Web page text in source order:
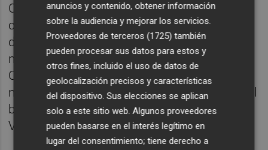
CF cuentan con el personal profesional y los
controles necesarios para proteger y
detectar este tipo de infracciones y
mantener un entorno seguro.
Continuaremos velando porque nuestras
medidas sean rigurosas para salvaguardar el
bienestar de todos los miembros del
Valencia CF.
anuncios y contenido, obtener información
sobre la audiencia y mejorar los servicios.
Proveedores de terceros (1725) también
pueden procesar sus datos para estos y
otros fines, incluido el uso de datos de
geolocalización precisos y características
del dispositivo. Sus elecciones se aplican
solo a este sitio web. Algunos proveedores
pueden basarse en el interés legítimo en
lugar del consentimiento; tiene derecho a